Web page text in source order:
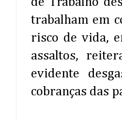
trabalham em
risco de vida,
assaltos,
evidente
cobranças das